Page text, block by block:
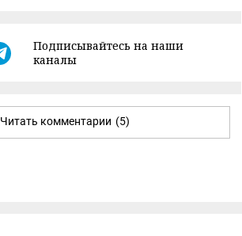
Подписывайтесь на наши
каналы
Читать комментарии (5)